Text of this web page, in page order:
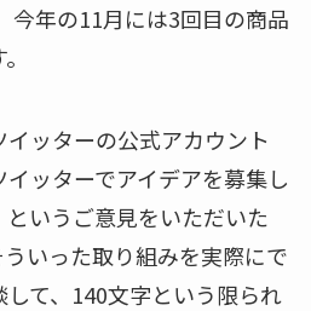
今年の11月には3回目の商品
ッターの公式アカウント
ッターでアイデアを募集し
いうご意見をいただいた
いった取り組みを実際にで
て、140文字という限られ